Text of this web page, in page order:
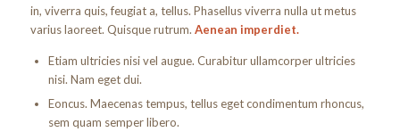
in, viverra quis, feugiat a, tellus. Phasellus viverra nulla ut metus
varius laoreet. Quisque rutrum. Aenean imperdiet.
Etiam ultricies nisi vel augue. Curabitur ullamcorper ultricies
nisi. Nam eget dui.
Eoncus. Maecenas tempus, tellus eget condimentum rhoncus,
sem quam semper libero.